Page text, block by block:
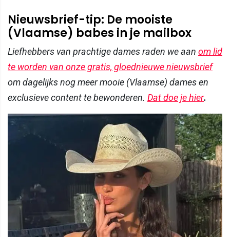
Nieuwsbrief-tip: De mooiste
(Vlaamse) babes in je mailbox
Liefhebbers van prachtige dames raden we aan om lid
te worden van onze gratis, gloednieuwe nieuwsbrief
om dagelijks nog meer mooie (Vlaamse) dames en
exclusieve content te bewonderen. Dat doe je hier.